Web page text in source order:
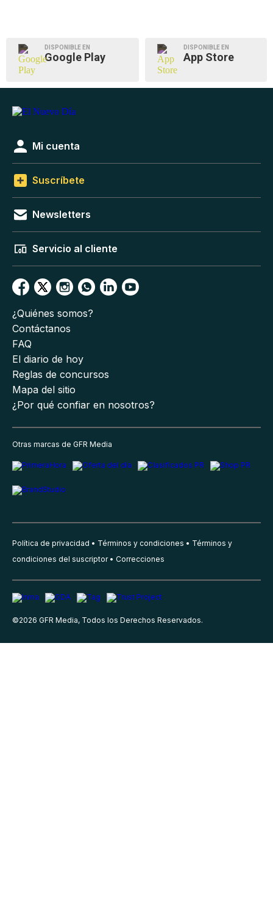
DISPONIBLE EN
Google Play
DISPONIBLE EN
App Store
Mi cuenta
Suscríbete
Newsletters
Servicio al cliente
¿Quiénes somos?
Contáctanos
FAQ
El diario de hoy
Reglas de concursos
Mapa del sitio
¿Por qué confiar en nosotros?
Otras marcas de GFR Media
Política de privacidad Términos y condiciones
Términos y
condiciones del suscriptor
Correcciones
©2026 GFR Media, Todos los Derechos Reservados.